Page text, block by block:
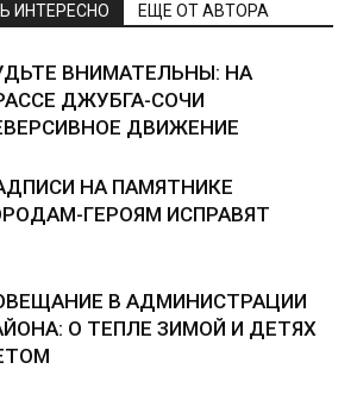
ИНТЕРЕСНО ЕЩЕ ОТ АВТОРА
ВНИМАТЕЛЬНЫ: НА
ДЖУБГА-СОЧИ
ДВИЖЕНИЕ
НА ПАМЯТНИКЕ
ГЕРОЯМ ИСПРАВЯТ
В АДМИНИСТРАЦИИ
О ТЕПЛЕ ЗИМОЙ И ДЕТЯХ